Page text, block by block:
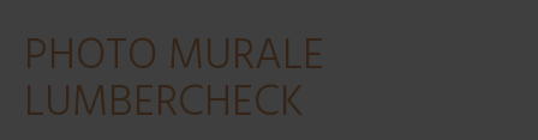
PHOTO MURALE
LUMBERCHECK